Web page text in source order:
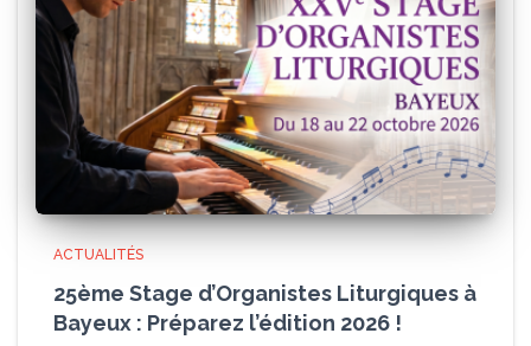
ACTUALITÉS
25ème Stage d’Organistes Liturgiques à
Bayeux : Préparez l’édition 2026 !